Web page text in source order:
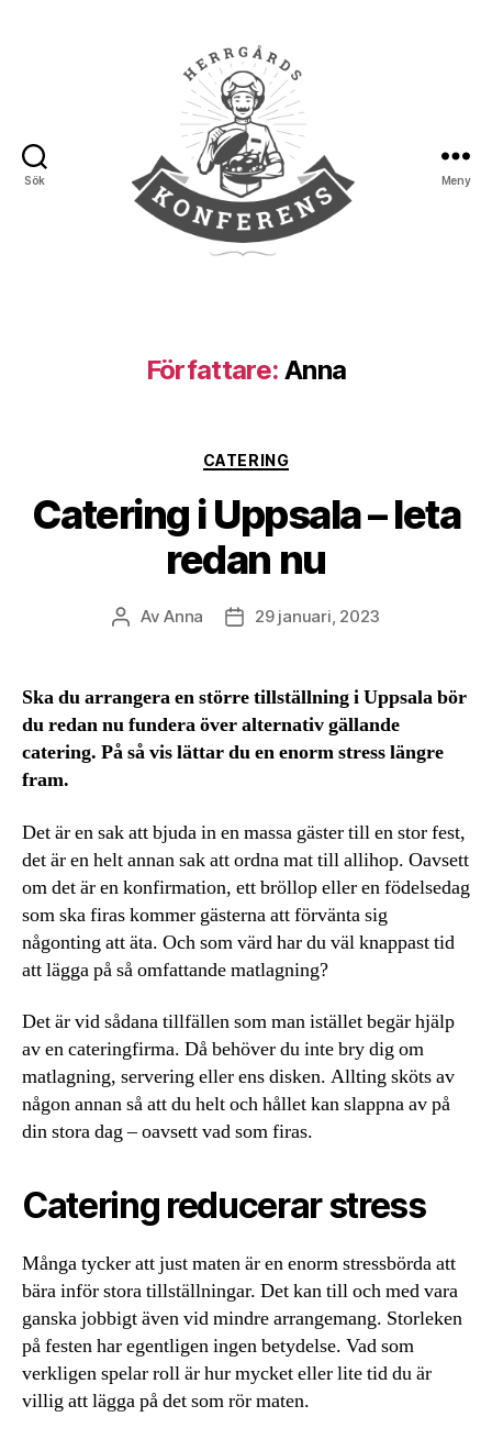
Sök Meny
Författare: Anna
Kategorier
CATERING
Catering i Uppsala – leta
redan nu
Inläggsförfattare
AvAnna Inläggsdatum
29 januari, 2023
Ska du arrangera en större tillställning i Uppsala bör
du redan nu fundera över alternativ gällande
catering. På så vis lättar du en enorm stress längre
fram.
Det är en sak att bjuda in en massa gäster till en stor fest,
det är en helt annan sak att ordna mat till allihop. Oavsett
om det är en konfirmation, ett bröllop eller en födelsedag
som ska firas kommer gästerna att förvänta sig
någonting att äta. Och som värd har du väl knappast tid
att lägga på så omfattande matlagning?
Det är vid sådana tillfällen som man istället begär hjälp
av en cateringfirma. Då behöver du inte bry dig om
matlagning, servering eller ens disken. Allting sköts av
någon annan så att du helt och hållet kan slappna av på
din stora dag – oavsett vad som firas.
Catering reducerar stress
Många tycker att just maten är en enorm stressbörda att
bära inför stora tillställningar. Det kan till och med vara
ganska jobbigt även vid mindre arrangemang. Storleken
på festen har egentligen ingen betydelse. Vad som
verkligen spelar roll är hur mycket eller lite tid du är
villig att lägga på det som rör maten.